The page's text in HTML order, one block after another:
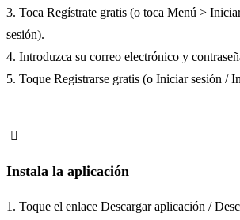
3. Toca Regístrate gratis (o toca Menú >
sesión).
4. Introduzca su correo electrónico y
5. Toque Registrarse gratis (o Iniciar sesión /
Instala la aplicación
1. Toque el enlace Descargar aplicación /